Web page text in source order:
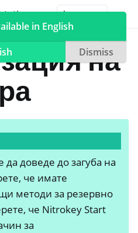
2
на
доведе до загуба на
че имате
методи за резервно
че Nitrokey Start
за
in English
Dismiss